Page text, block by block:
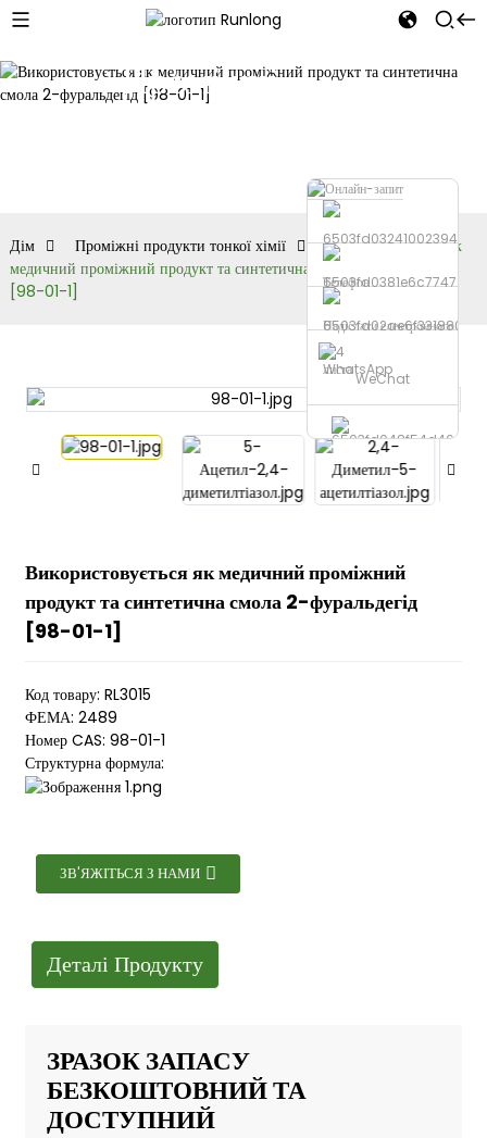
Телефон
Надіслати електронного
листа
WhatsApp
WeChat
Проміжні
тонкої хімії
Дім Проміжні продукти тонкої хімії
Використовується як
медичний проміжний продукт та синтетична смола 2-фуральдегід
[98-01-1]
Використовується як медичний проміжний
продукт та синтетична смола 2-фуральдегід
[98-01-1]
Код товару: RL3015
ФЕМА: 2489
Номер CAS: 98-01-1
Структурна формула:
ЗВ'ЯЖІТЬСЯ З НАМИ
Деталі Продукту
ЗРАЗОК ЗАПАСУ
БЕЗКОШТОВНИЙ ТА
ДОСТУПНИЙ